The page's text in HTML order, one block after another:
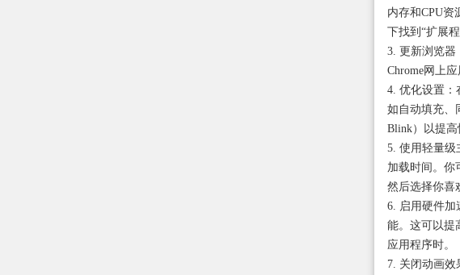
内存和CPU资
下找到“扩展
3. 更新浏览器
Chrome网上
4. 优化设置：
如自动填充、
Blink）以提高
5. 使用轻量级
加载时间。你
然后选择你喜
6. 启用硬件加
能。这可以提
应用程序时。
7. 关闭动画效